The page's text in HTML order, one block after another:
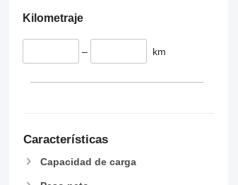
Kilometraje
– km
Características
Capacidad de carga